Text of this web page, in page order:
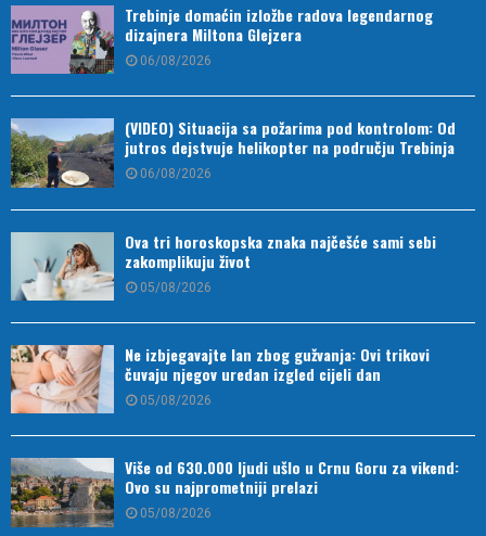
Trebinje domaćin izložbe radova legendarnog
dizajnera Miltona Glejzera
06/08/2026
(VIDEO) Situacija sa požarima pod kontrolom: Od
jutros dejstvuje helikopter na području Trebinja
06/08/2026
Ova tri horoskopska znaka najčešće sami sebi
zakomplikuju život
05/08/2026
Ne izbjegavajte lan zbog gužvanja: Ovi trikovi
čuvaju njegov uredan izgled cijeli dan
05/08/2026
Više od 630.000 ljudi ušlo u Crnu Goru za vikend:
Ovo su najprometniji prelazi
05/08/2026